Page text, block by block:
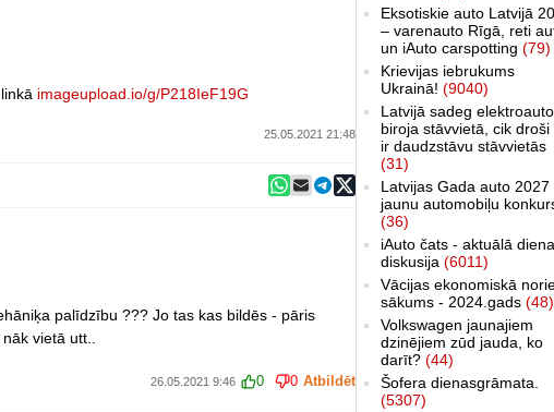
imageupload.io/g/P218IeF19G
25.05.2021 21:48
palīdzību ??? Jo tas kas bildēs - pāris
vietā utt..
26.05.2021 9:46 0 0 Atbildēt
Eksotiskie auto Latvijā
– varenauto Rīgā, reti
un iAuto carspotting (79)
Krievijas iebrukums
Ukrainā! (9040)
Latvijā sadeg elektroauto
biroja stāvvietā, cik droši
ir daudzstāvu stāvvietās
(31)
Latvijas Gada auto 2027
jaunu automobiļu
(36)
iAuto čats - aktuālā
diskusija (6011)
Vācijas ekonomiskā
sākums - 2024.gads (48)
Volkswagen jaunajiem
dzinējiem zūd jauda, ko
darīt? (44)
Šofera dienasgrāmata.
(5307)